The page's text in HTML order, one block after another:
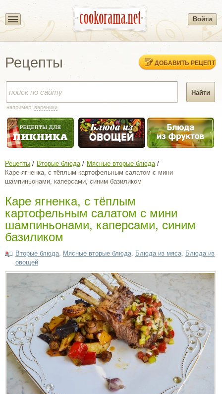
Войти
Рецепты ДОБАВИТЬ РЕЦЕПТ
например: вареники
Рецепты Вторые блюда
Мясные вторые блюда
Каре ягненка, с тёплым картофельным салатом с мини
шампиньонами, каперсами, синим базиликом
Каре ягненка, с тёплым
картофельным салатом с мини
шампиньонами, каперсами, синим
базиликом
Вторые блюда Мясные вторые блюда Блюда из мяса Блюда из
овощей